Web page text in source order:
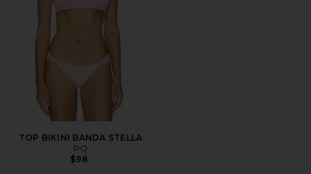
TOP BIKINI BANDA STELLA
PQ
$98